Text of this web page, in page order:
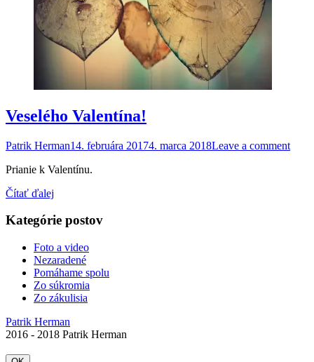
Veselého Valentína!
Patrik Herman14. februára 20174. marca 2018Leave a comment
Prianie k Valentínu.
Čítať ďalej
Kategórie postov
Foto a video
Nezaradené
Pomáhame spolu
Zo súkromia
Zo zákulisia
Patrik Herman
2016 - 2018 Patrik Herman